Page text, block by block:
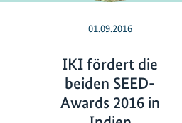
01.09.2016
IKI fördert die
beiden SEED-
Awards 2016 in